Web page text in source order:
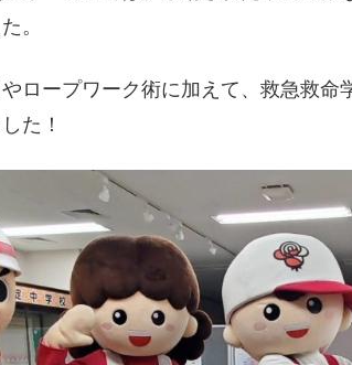
。
ロープワーク術に加えて、救急救
た！